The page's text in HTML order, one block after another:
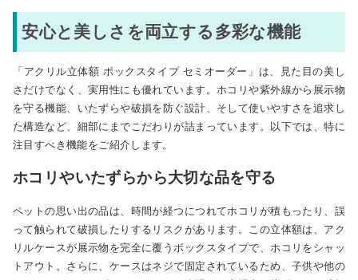
安心と美しさを両立する多彩な機能
「アクリル立体額 ボックスタイプ セミオーダー」は、見た目の美し
さだけでなく、実用性にも優れています。ホコリや紫外線から展示物
を守る機能、いたずらや破損を防ぐ設計、そして使いやすさを追求し
た構造など、細部にまでこだわりが詰まっています。以下では、特に
注目すべき機能をご紹介します。
ホコリやいたずらから大切な品を守る
ペットの思い出の品は、時間が経つにつれてホコリが積もったり、誤
って触られて破損したりするリスクがあります。この立体額は、アク
リルケースが展示物を完全に覆うボックスタイプで、ホコリをシャッ
トアウト。さらに、ケースはネジで固定されているため、子供や他の